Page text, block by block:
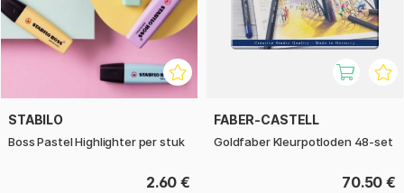
STABILO
Boss Pastel Highlighter per stuk
2.60 €
FABER-CASTELL
Goldfaber Kleurpotloden 48-set
70.50 €